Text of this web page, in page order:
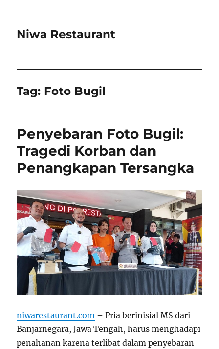
Niwa Restaurant
Tag: Foto Bugil
Penyebaran Foto Bugil:
Tragedi Korban dan
Penangkapan Tersangka
niwarestaurant.com – Pria berinisial MS dari
Banjarnegara, Jawa Tengah, harus menghadapi
penahanan karena terlibat dalam penyebaran